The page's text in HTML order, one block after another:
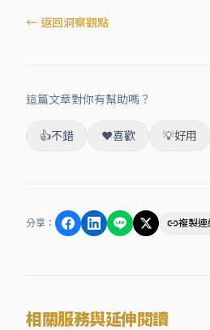
← 返回洞察觀點
這篇文章對你有幫助嗎？
👍不錯 ❤️喜歡 💡好用
分享 ： 複製連
相關服務與延伸閱讀